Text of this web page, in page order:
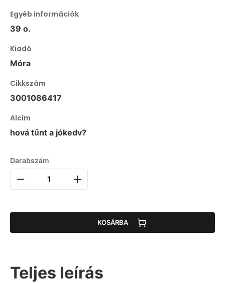
Egyéb információk
39 o.
Kiadó
Móra
Cikkszám
3001086417
Alcím
hová tűnt a jókedv?
Darabszám
KOSÁRBA
Teljes leírás